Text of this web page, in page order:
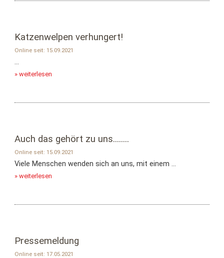
Katzenwelpen verhungert!
Online seit: 15.09.2021
...
» weiterlesen
Auch das gehört zu uns........
Online seit: 15.09.2021
Viele Menschen wenden sich an uns, mit einem ...
» weiterlesen
Pressemeldung
Online seit: 17.05.2021